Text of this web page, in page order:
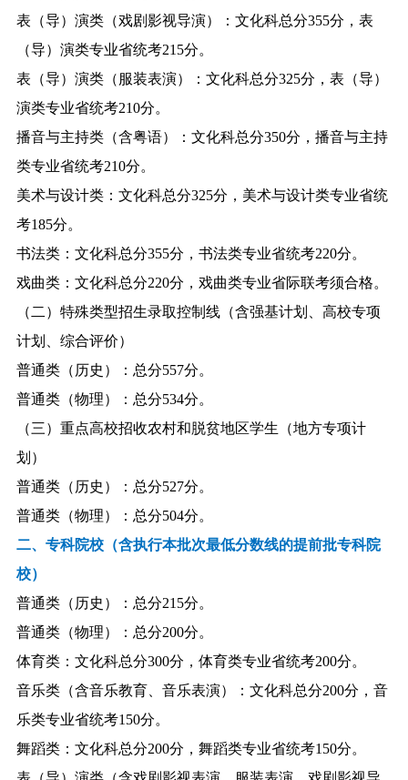
表（导）演类（戏剧影视导演）：文化科总分355分，表
（导）演类专业省统考215分。
表（导）演类（服装表演）：文化科总分325分，表（导）
演类专业省统考210分。
播音与主持类（含粤语）：文化科总分350分，播音与主持
类专业省统考210分。
美术与设计类：文化科总分325分，美术与设计类专业省统
考185分。
书法类：文化科总分355分，书法类专业省统考220分。
戏曲类：文化科总分220分，戏曲类专业省际联考须合格。
（二）特殊类型招生录取控制线（含强基计划、高校专项
计划、综合评价）
普通类（历史）：总分557分。
普通类（物理）：总分534分。
（三）重点高校招收农村和脱贫地区学生（地方专项计
划）
普通类（历史）：总分527分。
普通类（物理）：总分504分。
二、专科院校（含执行本批次最低分数线的提前批专科院
校）
普通类（历史）：总分215分。
普通类（物理）：总分200分。
体育类：文化科总分300分，体育类专业省统考200分。
音乐类（含音乐教育、音乐表演）：文化科总分200分，音
乐类专业省统考150分。
舞蹈类：文化科总分200分，舞蹈类专业省统考150分。